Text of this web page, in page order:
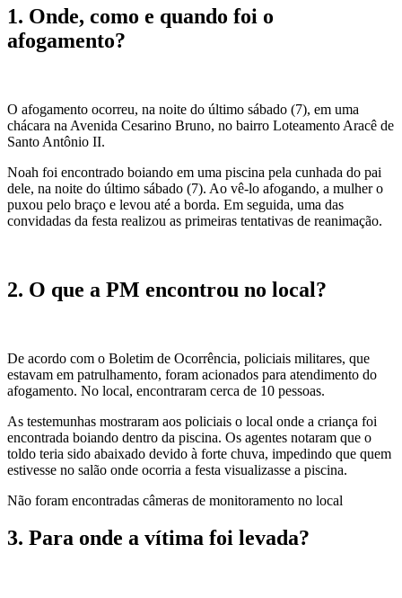
1. Onde, como e quando foi o
afogamento?
O afogamento ocorreu, na noite do último sábado (7), em uma
chácara na Avenida Cesarino Bruno, no bairro Loteamento Aracê de
Santo Antônio II.
Noah foi encontrado boiando em uma piscina pela cunhada do pai
dele, na noite do último sábado (7). Ao vê-lo afogando, a mulher o
puxou pelo braço e levou até a borda. Em seguida, uma das
convidadas da festa realizou as primeiras tentativas de reanimação.
2. O que a PM encontrou no local?
De acordo com o Boletim de Ocorrência, policiais militares, que
estavam em patrulhamento, foram acionados para atendimento do
afogamento. No local, encontraram cerca de 10 pessoas.
As testemunhas mostraram aos policiais o local onde a criança foi
encontrada boiando dentro da piscina. Os agentes notaram que o
toldo teria sido abaixado devido à forte chuva, impedindo que quem
estivesse no salão onde ocorria a festa visualizasse a piscina.
Não foram encontradas câmeras de monitoramento no local
3. Para onde a vítima foi levada?